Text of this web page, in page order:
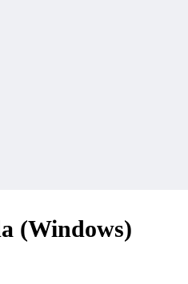
(Windows)